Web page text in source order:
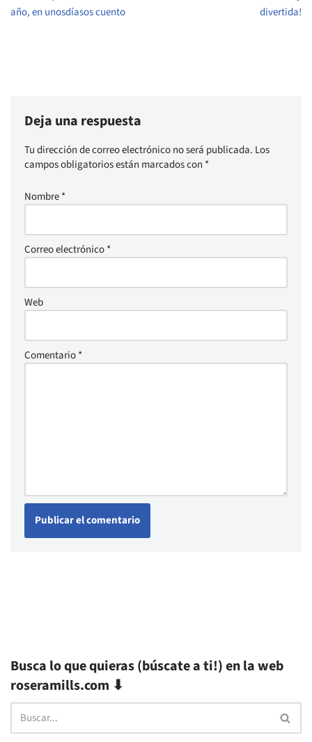
año, en unosdíasos cuento
divertida!
Deja una respuesta
Tu dirección de correo electrónico no será publicada. Los
campos obligatorios están marcados con *
Nombre*
Correo electrónico*
Web
Comentario*
Busca lo que quieras (búscate a ti!) en la web
roseramills.com ⬇